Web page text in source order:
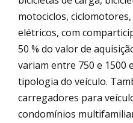
motociclos,
elétricos, com
50 % do valor de
variam entre 750 e 1500
tipologia do veículo.
carregadores para
condomínios